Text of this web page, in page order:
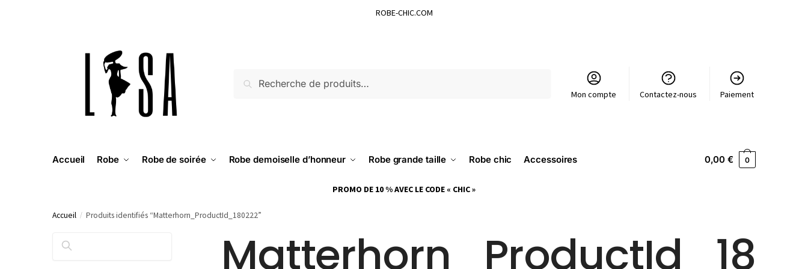
ROBE-CHIC.COM
RECHERCHE
Mon compte Contactez-nous Paiement
Accueil Robe Robe de soirée Robe demoiselle d’honneur Robe grande taille Robe chic Accessoires 0,00€ 0
PROMO DE 10 % AVEC LE CODE « CHIC »
Accueil / Produits identifiés “Matterhorn_ProductId_180222”
Matterhorn_ProductId_18